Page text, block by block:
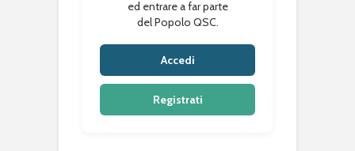
ed entrare a far parte
del Popolo QSC.
Accedi
Registrati